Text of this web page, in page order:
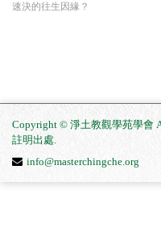
速決的往生因緣？
Copyright © 淨土教觀學苑學會
註明出處.
info@masterchingche.org